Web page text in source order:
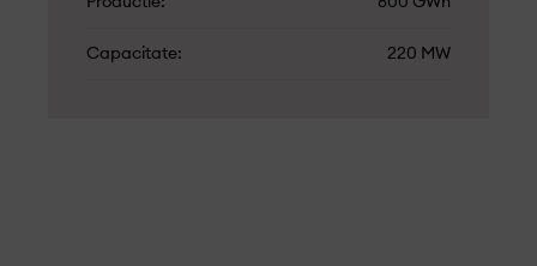
Capacitate 220 MW